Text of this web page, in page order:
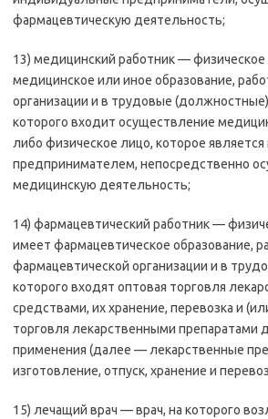
фармацевтическую деятельность;
13) медицинский работник —
медицинское или иное образование,
организации и в трудовые
которого входит осуществление
либо физическое лицо, которое
предпринимателем, непосредственно
медицинскую деятельность;
14) фармацевтический работник —
имеет фармацевтическое образование,
фармацевтической организации и в
которого входят оптовая торговля
средствами, их хранение, перевозка и
торговля лекарственными препаратами
применения (далее — лекарственные
изготовление, отпуск, хранение и
15) лечащий врач — врач, на которого